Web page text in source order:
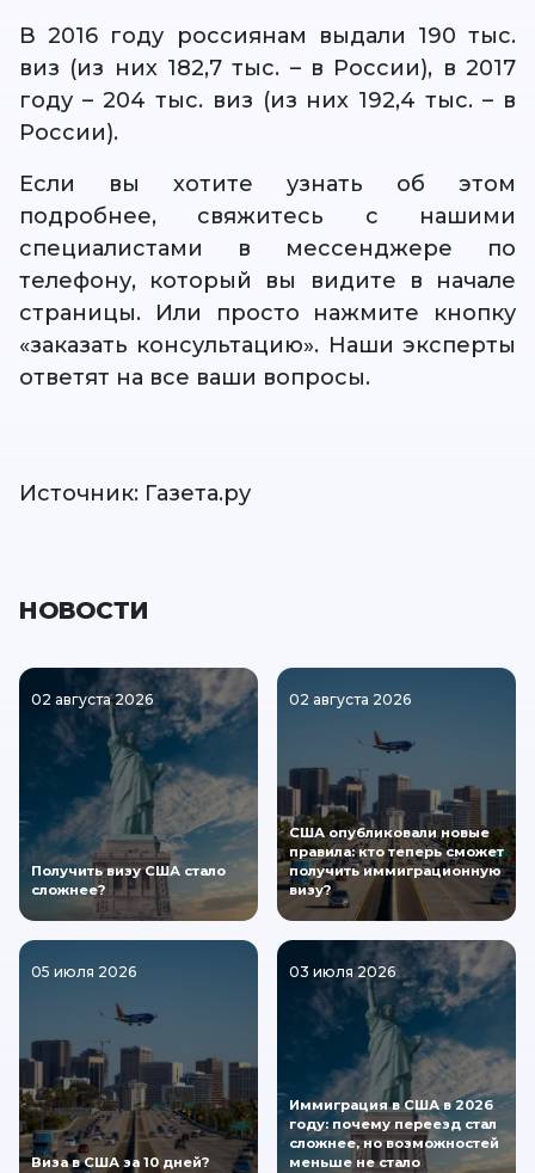
В 2016 году россиянам выдали 190 тыс.
виз (из них 182,7 тыс. – в России), в 2017
году – 204 тыс. виз (из них 192,4 тыс. – в
России).
Если вы хотите узнать об этом
подробнее, свяжитесь с нашими
специалистами в мессенджере по
телефону, который вы видите в начале
страницы. Или просто нажмите кнопку
«заказать консультацию». Наши эксперты
ответят на все ваши вопросы.
Источник: Газета.ру
НОВОСТИ
02 августа 2026
Получить визу США стало
сложнее?
02 августа 2026
США опубликовали новые
правила: кто теперь сможет
получить иммиграционную
визу?
05 июля 2026
Виза в США за 10 дней?
03 июля 2026
Иммиграция в США в 2026
году: почему переезд стал
сложнее, но возможностей
меньше не стало